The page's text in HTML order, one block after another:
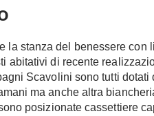
la stanza del benessere con
abitativi di recente
Scavolini sono tutti dotati
ma anche altra
posizionate cassettiere